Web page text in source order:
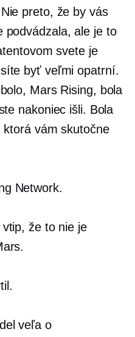
preto, že by vás
podvádzala, ale je to
svete je
byť veľmi opatrní.
Mars Rising, bola
nakoniec išli. Bola
vám skutočne
Network.
že to nie je
veľa o